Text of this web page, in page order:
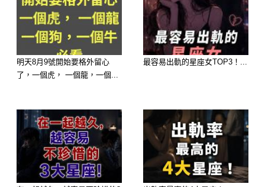
–
–
–
卻雙雙坐….牢,求我放過他們兩個…我
終於替媽媽
報仇了!
明天8月9號開始要格外留心
了，一個虎， 一個龍，一個...
最容易出軌的星座女TOP3！...